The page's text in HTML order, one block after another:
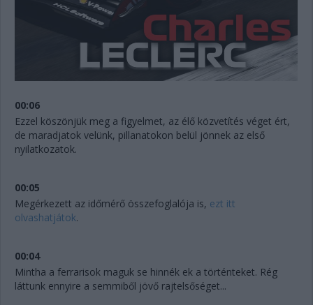
00:06
Ezzel köszönjük meg a figyelmet, az élő közvetítés véget ért,
de maradjatok velünk, pillanatokon belül jönnek az első
nyilatkozatok.
00:05
Megérkezett az időmérő összefoglalója is, ezt itt
olvashatjátok.
00:04
Mintha a ferrarisok maguk se hinnék ek a történteket. Rég
láttunk ennyire a semmiből jövő rajtelsőséget...